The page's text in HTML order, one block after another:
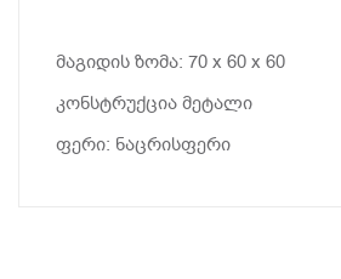
მაგიდის ზომა: 70 x 60 x 60
კონსტრუქცია მეტალი
ფერი: ნაცრისფერი